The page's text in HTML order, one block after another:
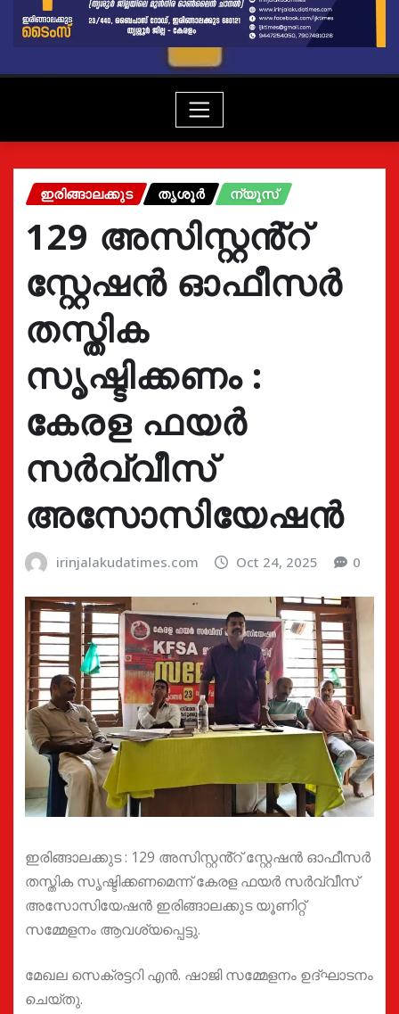
ഇരിങ്ങാലക്കുട തൃശൂർ ന്യൂസ്
129 അസിസ്റ്റൻ്റ്
സ്റ്റേഷൻ ഓഫീസർ
തസ്തിക
സൃഷ്ടിക്കണം :
കേരള ഫയർ
സർവ്വീസ്
അസോസിയേഷൻ
irinjalakudatimes.com Oct 24, 2025 0
ഇരിങ്ങാലക്കുട : 129 അസിസ്റ്റൻ്റ് സ്റ്റേഷൻ ഓഫീസർ
തസ്തിക സൃഷ്ടിക്കണമെന്ന് കേരള ഫയർ സർവ്വീസ്
അസോസിയേഷൻ ഇരിങ്ങാലക്കുട യൂണിറ്റ്
സമ്മേളനം ആവശ്യപ്പെട്ടു.
മേഖല സെക്രട്ടറി എൻ. ഷാജി സമ്മേളനം ഉദ്ഘാടനം
ചെയ്തു.